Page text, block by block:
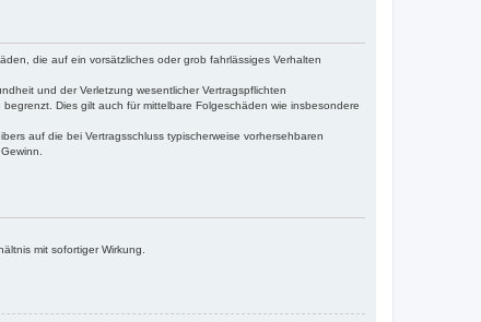
die auf ein vorsätzliches oder grob fahrlässiges Verhalten
und der Verletzung wesentlicher Vertragspflichten
Dies gilt auch für mittelbare Folgeschäden wie insbesondere
auf die bei Vertragsschluss typischerweise vorhersehbaren
mit sofortiger Wirkung.